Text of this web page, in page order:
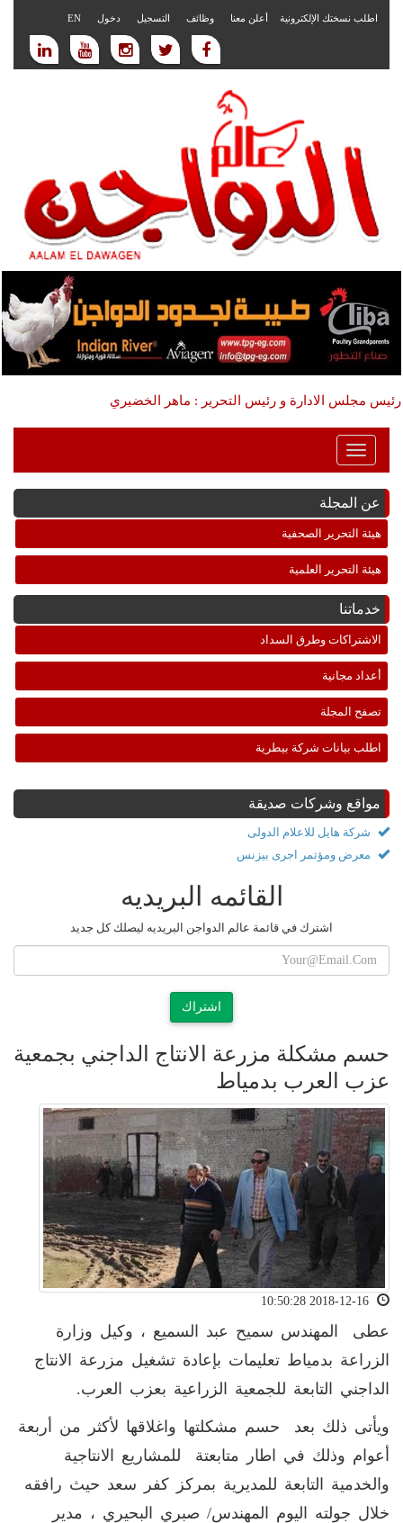
اطلب نسختك الإلكترونية أعلن معنا وظائف التسجيل دخول EN
رئيس مجلس الادارة و رئيس التحرير : ماهر الخضيري
Toggle
Navigation
عن المجلة
هيئة التحرير الصحفية
هيئة التحرير العلمية
خدماتنا
الاشتراكات وطرق السداد
أعداد مجانية
تصفح المجلة
اطلب بيانات شركة بيطرية
مواقع وشركات صديقة
شركة هايل للاعلام الدولى
معرض ومؤتمر اجرى بيزنس
القائمه البريديه
اشترك في قائمة عالم الدواجن البريديه ليصلك كل جديد
اشتراك
حسم مشكلة مزرعة الانتاج الداجني بجمعية
عزب العرب بدمياط
عطى المهندس سميح عبد السميع ، وكيل وزارة
الزراعة بدمياط تعليمات بإعادة تشغيل مزرعة الانتاج
الداجني التابعة للجمعية الزراعية بعزب العرب.
ويأتى ذلك بعد حسم مشكلتها واغلاقها لأكثر من أربعة
أعوام وذلك في اطار متابعتة للمشاريع الانتاجية
والخدمية التابعة للمديرية بمركز كفر سعد حيث رافقه
خلال جولته اليوم المهندس/ صبري البحيري ، مدير